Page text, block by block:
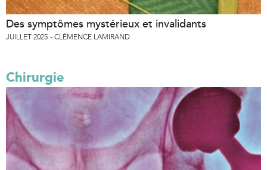
Des symptômes mystérieux et invalidants
JUILLET 2025 CLÉMENCE LAMIRAND
Chirurgie